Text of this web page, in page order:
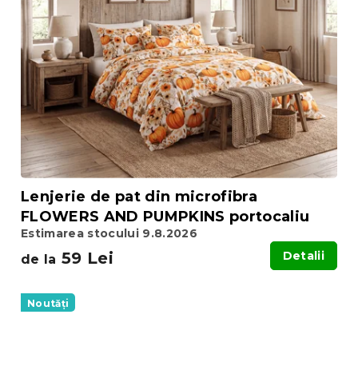
Lenjerie de pat din microfibra
FLOWERS AND PUMPKINS portocaliu
Estimarea stocului 9.8.2026
de la 59 Lei Detalii
Noutăți